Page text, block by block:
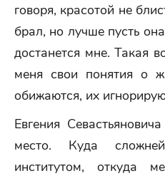
говоря, красотой не
брал, но лучше пусть
достанется мне. Такая
меня свои понятия о
обижаются, их
Евгения
место. Куда
институтом, откуда